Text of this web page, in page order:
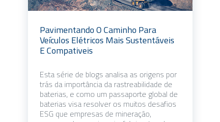
Pavimentando O Caminho Para
Veículos Elétricos Mais Sustentáveis
E Compativeis
Esta série de blogs analisa as origens por
trás da importância da rastreabilidade de
baterias, e como um passaporte global de
baterias visa resolver os muitos desafios
ESG que empresas de mineração,